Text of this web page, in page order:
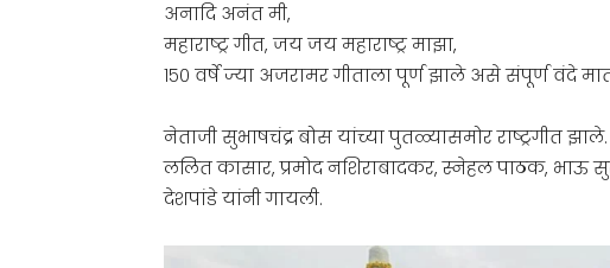
अनादि अनंत मी,
महाराष्ट्र गीत, जय जय महाराष्ट्र माझा,
१५० वर्षे ज्या अजरामर गीताला पूर्ण झाले असे संपूर्ण वंदे
नेताजी सुभाषचंद्र बोस यांच्या पुतळ्यासमोर राष्ट्रगीत
ललित कासार, प्रमोद नशिराबादकर, स्नेहल पाठक,
देशपांडे यांनी गायली.